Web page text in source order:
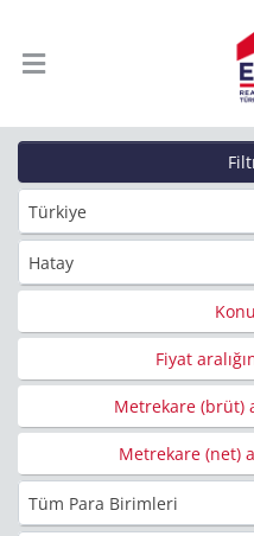
Türkiye
Hatay
Fiyat
Metrekare (brüt)
Metrekare (net)
Tüm Para Birimleri